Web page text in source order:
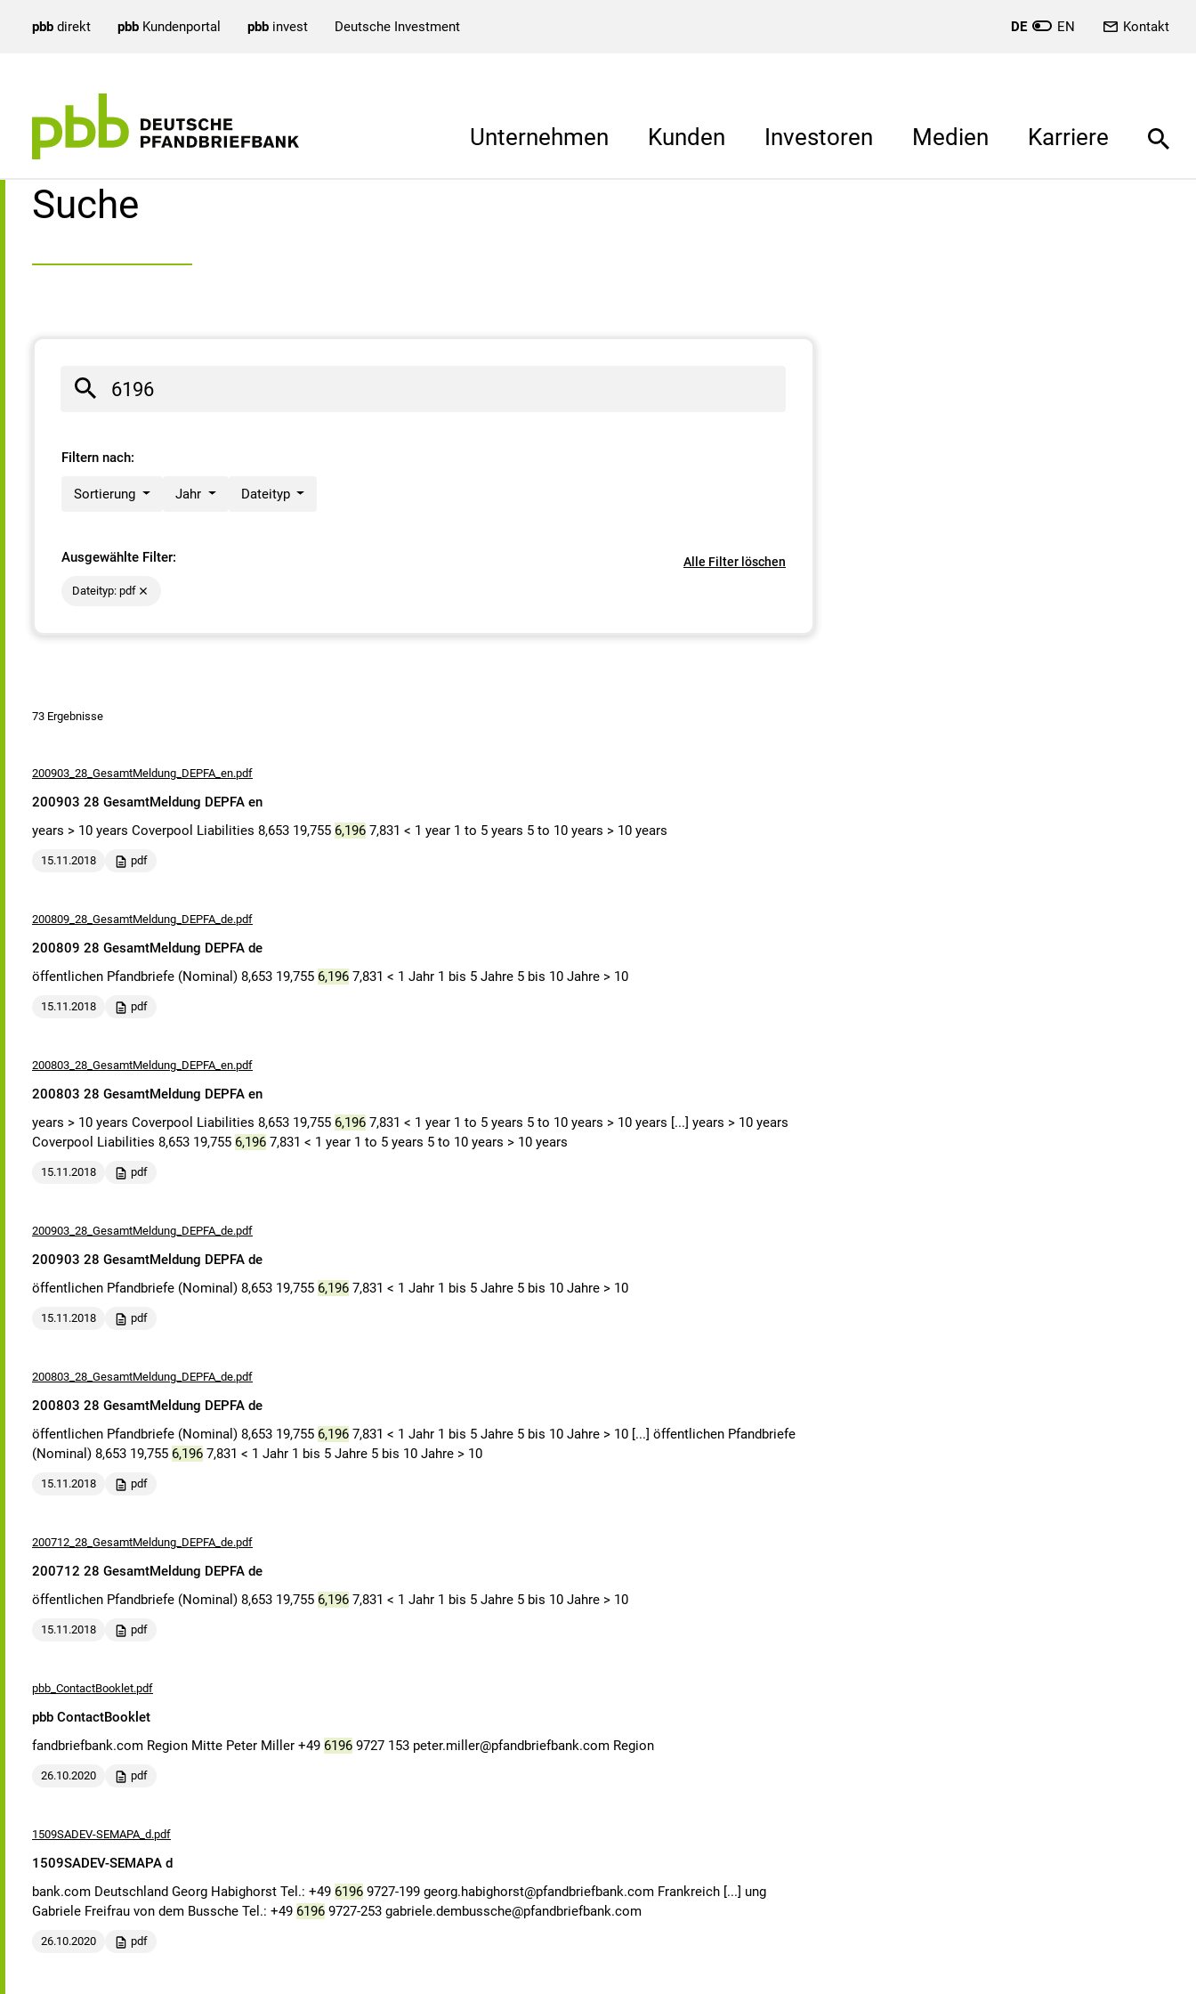
pbb direkt pbb Kundenportal pbb invest Deutsche Investment DE EN Kontakt
Unternehmen Kunden Investoren Medien Karriere
Suchergebnisse
Suche
Filtern nach:
Sortierung Jahr Dateityp
Ausgewählte Filter: Alle Filter löschen
Dateityp: pdf
73 Ergebnisse
200903_28_GesamtMeldung_DEPFA_en.pdf
200903 28 GesamtMeldung DEPFA en
years > 10 years Coverpool Liabilities 8,653 19,755 6,196 7,831 < 1 year 1 to 5 years 5 to 10 years > 10 years
15.11.2018 pdf
200809_28_GesamtMeldung_DEPFA_de.pdf
200809 28 GesamtMeldung DEPFA de
öffentlichen Pfandbriefe (Nominal) 8,653 19,755 6,196 7,831 < 1 Jahr 1 bis 5 Jahre 5 bis 10 Jahre > 10
15.11.2018 pdf
200803_28_GesamtMeldung_DEPFA_en.pdf
200803 28 GesamtMeldung DEPFA en
years > 10 years Coverpool Liabilities 8,653 19,755 6,196 7,831 < 1 year 1 to 5 years 5 to 10 years > 10 years [...] years > 10 years
Coverpool Liabilities 8,653 19,755 6,196 7,831 < 1 year 1 to 5 years 5 to 10 years > 10 years
15.11.2018 pdf
200903_28_GesamtMeldung_DEPFA_de.pdf
200903 28 GesamtMeldung DEPFA de
öffentlichen Pfandbriefe (Nominal) 8,653 19,755 6,196 7,831 < 1 Jahr 1 bis 5 Jahre 5 bis 10 Jahre > 10
15.11.2018 pdf
200803_28_GesamtMeldung_DEPFA_de.pdf
200803 28 GesamtMeldung DEPFA de
öffentlichen Pfandbriefe (Nominal) 8,653 19,755 6,196 7,831 < 1 Jahr 1 bis 5 Jahre 5 bis 10 Jahre > 10 [...] öffentlichen Pfandbriefe
(Nominal) 8,653 19,755 6,196 7,831 < 1 Jahr 1 bis 5 Jahre 5 bis 10 Jahre > 10
15.11.2018 pdf
200712_28_GesamtMeldung_DEPFA_de.pdf
200712 28 GesamtMeldung DEPFA de
öffentlichen Pfandbriefe (Nominal) 8,653 19,755 6,196 7,831 < 1 Jahr 1 bis 5 Jahre 5 bis 10 Jahre > 10
15.11.2018 pdf
pbb_ContactBooklet.pdf
pbb ContactBooklet
fandbriefbank.com Region Mitte Peter Miller +49 6196 9727 153 peter.miller@pfandbriefbank.com Region
26.10.2020 pdf
1509SADEV-SEMAPA_d.pdf
1509SADEV-SEMAPA d
bank.com Deutschland Georg Habighorst Tel.: +49 6196 9727-199 georg.habighorst@pfandbriefbank.com Frankreich [...] ung
Gabriele Freifrau von dem Bussche Tel.: +49 6196 9727-253 gabriele.dembussche@pfandbriefbank.com
26.10.2020 pdf